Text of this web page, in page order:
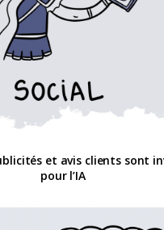
et avis clients sont
pour l’IA